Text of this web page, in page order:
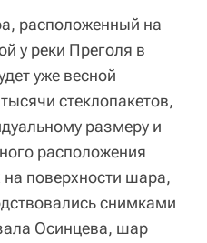
расположенный на
у реки Преголя в
уже весной
стеклопакетов,
размеру и
расположения
поверхности шара,
снимками
Осинцева, шар